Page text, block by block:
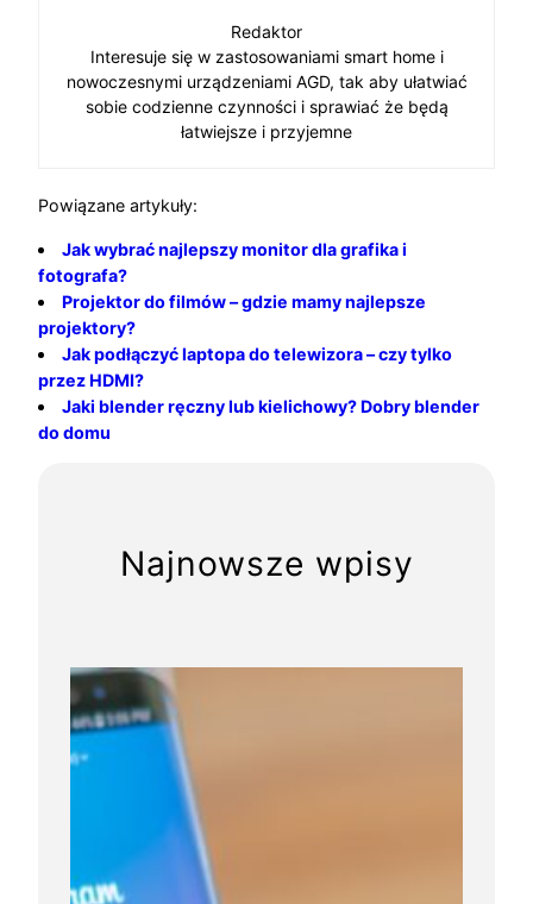
Redaktor
Interesuje się w zastosowaniami smart home i
nowoczesnymi urządzeniami AGD, tak aby ułatwiać
sobie codzienne czynności i sprawiać że będą
łatwiejsze i przyjemne
Powiązane artykuły:
Jak wybrać najlepszy monitor dla grafika i
fotografa?
Projektor do filmów – gdzie mamy najlepsze
projektory?
Jak podłączyć laptopa do telewizora – czy tylko
przez HDMI?
Jaki blender ręczny lub kielichowy? Dobry blender
do domu
Najnowsze wpisy